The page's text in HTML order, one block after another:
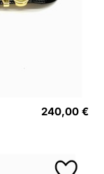
240,00 €